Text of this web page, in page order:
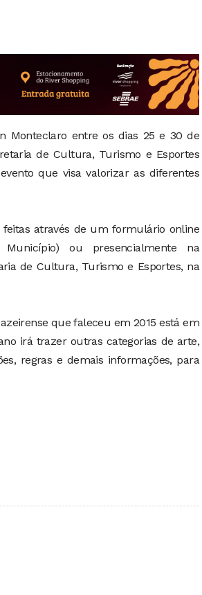
Monteclaro entre os dias 25 e 30 de
de Cultura, Turismo e Esportes
que visa valorizar as diferentes
através de um formulário online
ou presencialmente na
de Cultura, Turismo e Esportes, na
que faleceu em 2015 está em
irá trazer outras categorias de arte,
regras e demais informações, para